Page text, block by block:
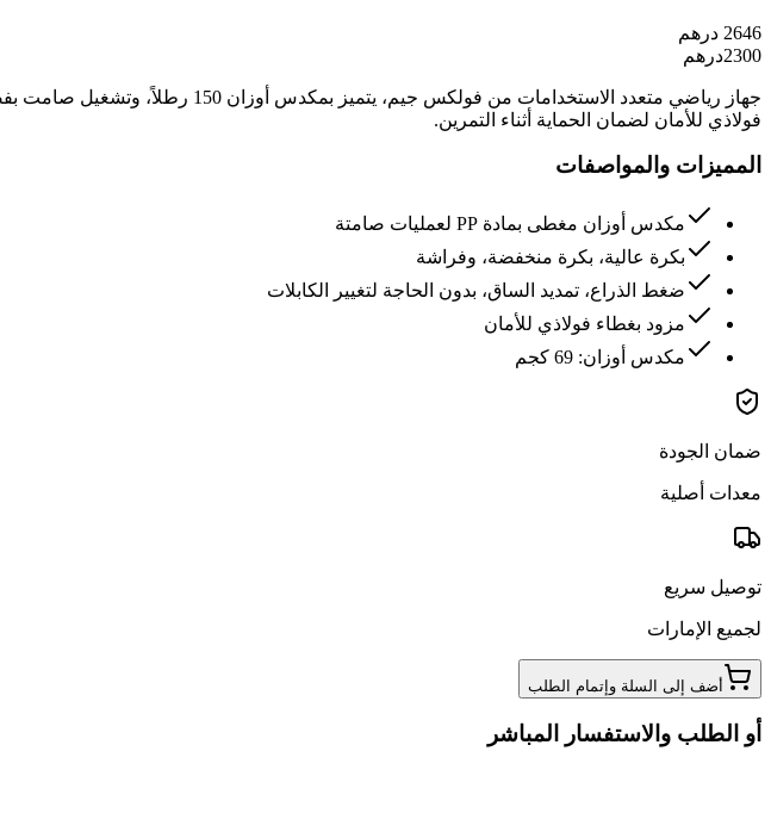
2646 درهم
2300درهم
فولاذي للأمان لضمان الحماية أثناء التمرين.
المميزات والمواصفات
مكدس أوزان مغطى بمادة PP لعمليات صامتة
بكرة عالية، بكرة منخفضة، وفراشة
ضغط الذراع، تمديد الساق، بدون الحاجة لتغيير الكابلات
مزود بغطاء فولاذي للأمان
مكدس أوزان: 69 كجم
ضمان الجودة
معدات أصلية
توصيل سريع
لجميع الإمارات
أضف إلى السلة وإتمام الطلب
أو الطلب والاستفسار المباشر